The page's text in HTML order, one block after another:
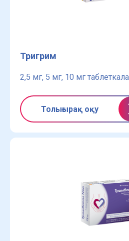
Тригрим
2,5 мг, 5 мг, 10 мг
Толығырақ оқу